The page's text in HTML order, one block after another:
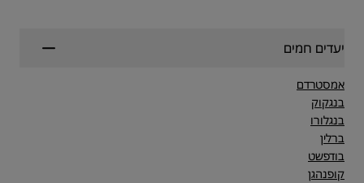
יעדים חמים
אמסטרדם
בנגקוק
בנגלורו
ברלין
בודפשט
קופנהגן